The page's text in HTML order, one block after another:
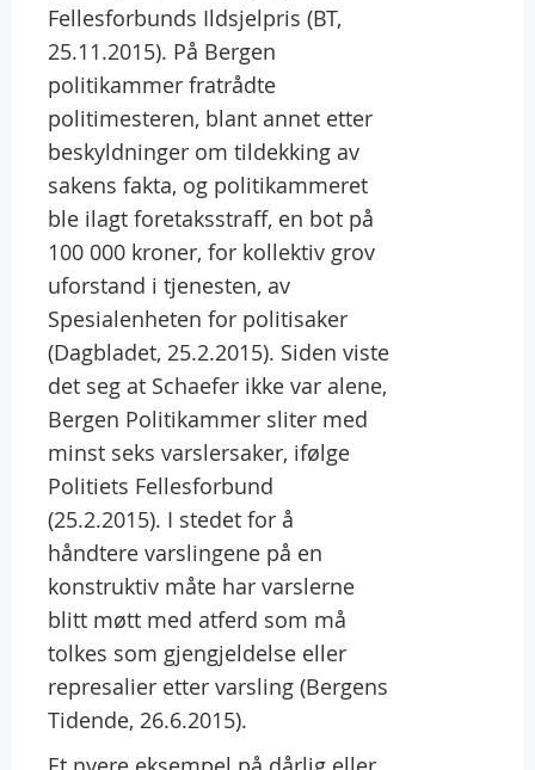
Fellesforbunds Ildsjelpris (BT,
25.11.2015). På Bergen
politikammer fratrådte
politimesteren, blant annet etter
beskyldninger om tildekking av
sakens fakta, og politikammeret
ble ilagt foretaksstraff, en bot på
100 000 kroner, for kollektiv grov
uforstand i tjenesten, av
Spesialenheten for politisaker
(Dagbladet, 25.2.2015). Siden viste
det seg at Schaefer ikke var alene,
Bergen Politikammer sliter med
minst seks varslersaker, ifølge
Politiets Fellesforbund
(25.2.2015). I stedet for å
håndtere varslingene på en
konstruktiv måte har varslerne
blitt møtt med atferd som må
tolkes som gjengjeldelse eller
represalier etter varsling (Bergens
Tidende, 26.6.2015).